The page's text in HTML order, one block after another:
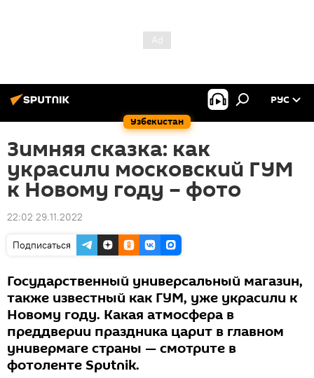
Узбекистан
РУС
Зимняя сказка: как
украсили московский ГУМ
к Новому году – фото
22:02 29.11.2022
Подписаться
Государственный универсальный магазин,
также известный как ГУМ, уже украсили к
Новому году. Какая атмосфера в
преддверии праздника царит в главном
универмаге страны — смотрите в
фотоленте Sputnik.